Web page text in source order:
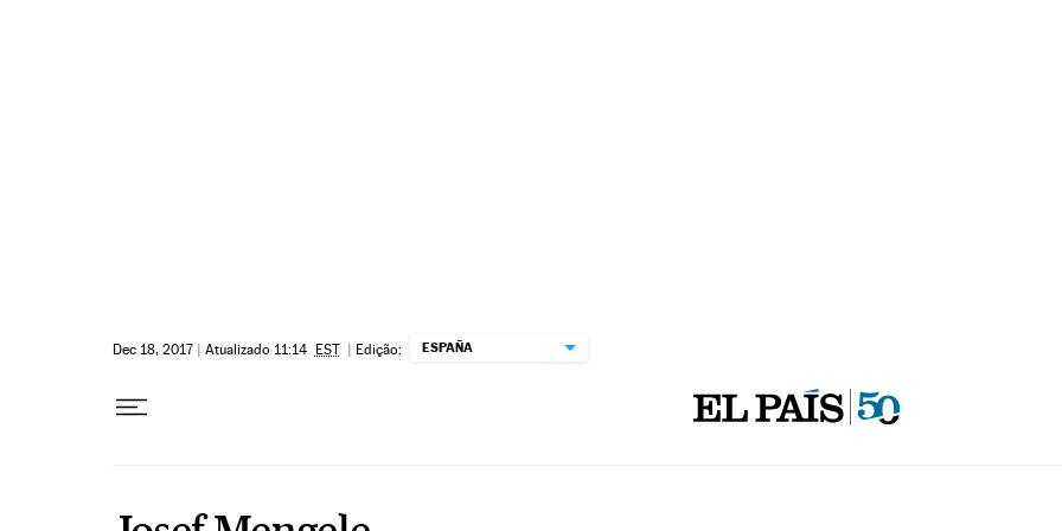
Dec 18, 2017 | Atualizado 11:14 EST | Edição: ESPAÑA